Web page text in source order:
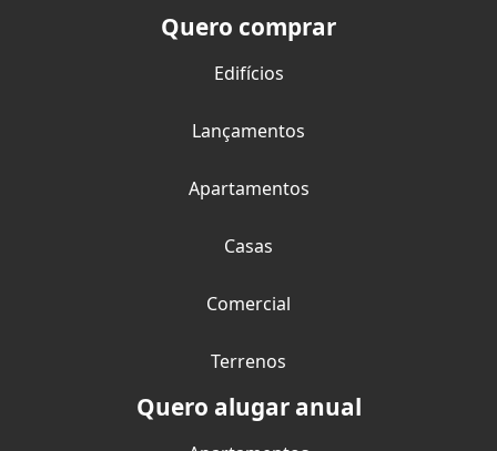
Quero comprar
Edifícios
Lançamentos
Apartamentos
Casas
Comercial
Terrenos
Quero alugar anual